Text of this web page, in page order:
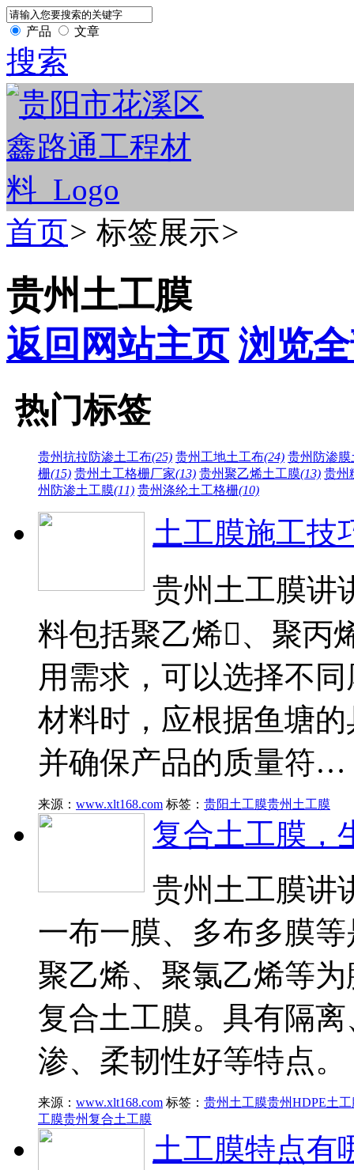
产品 文章
搜索
首页> 标签展示>
贵州土工膜
返回网站主页 浏览
热门标签
贵州抗拉防渗土工布(25) 贵州工地土工布(24) 贵州防渗膜
栅(15) 贵州土工格栅厂家(13) 贵州聚乙烯土工膜(13) 贵州
州防渗土工膜(11) 贵州涤纶土工格栅(10)
土工膜施工技
贵州土工膜讲
料包括聚乙烯、聚丙
用需求，可以选择不
材料时，应根据鱼塘
并确保产品的质量符…
来源： www.xlt168.com 标签： 贵阳土工膜贵州土工膜
复合土工膜，
贵州土工膜讲
一布一膜、多布多膜
聚乙烯、聚氯乙烯等
复合土工膜。具有隔
渗、柔韧性好等特点。
来源： www.xlt168.com 标签： 贵州土工膜贵州HDPE土工
工膜贵州复合土工膜
土工膜特点有